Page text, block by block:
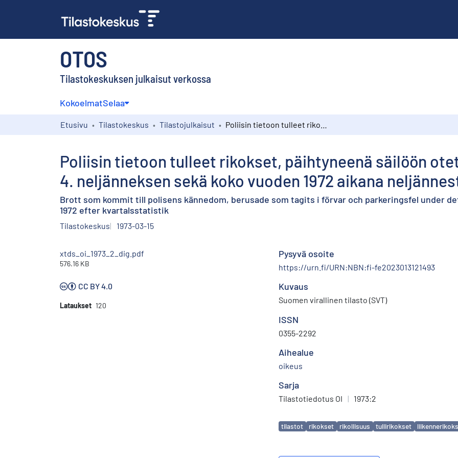
OTOS
Tilastokeskuksen julkaisut verkossa
KokoelmatSelaa
Etusivu Tilastokeskus Tilastojulkaisut
Poliisin tietoon tulleet rikokset, päihtyneenä säilöön
4. neljänneksen sekä koko vuoden 1972 aikana
Brott som kommit till polisens kännedom, berusade som tagits i förvar och parkeringsfel under
1972 efter kvartalsstatistik
Tilastokeskus 1973-03-15
xtds_oi_1973_2_dig.pdf
576.16 KB
CC BY 4.0
Lataukset 120
Pysyvä osoite
https://urn.fi/URN:NBN:fi-fe2023013121493
Kuvaus
Suomen virallinen tilasto (SVT)
ISSN
0355-2292
Aihealue
oikeus
Sarja
Tilastotiedotus OI | 1973:2
Avainsanat
tilastot rikokset rikollisuus tullirikokset